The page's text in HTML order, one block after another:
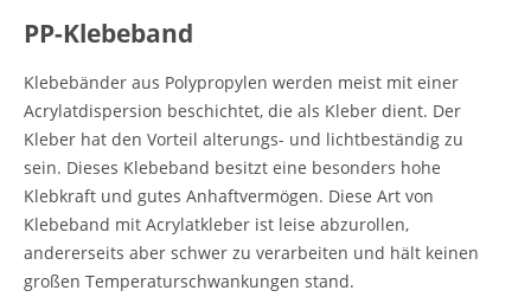
PP-Klebeband
Klebebänder aus Polypropylen werden meist mit einer
Acrylatdispersion beschichtet, die als Kleber dient. Der
Kleber hat den Vorteil alterungs- und lichtbeständig zu
sein. Dieses Klebeband besitzt eine besonders hohe
Klebkraft und gutes Anhaftvermögen. Diese Art von
Klebeband mit Acrylatkleber ist leise abzurollen,
andererseits aber schwer zu verarbeiten und hält keinen
großen Temperaturschwankungen stand.